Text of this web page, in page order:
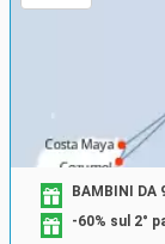
BAMBINI DA
-60% sul 2°